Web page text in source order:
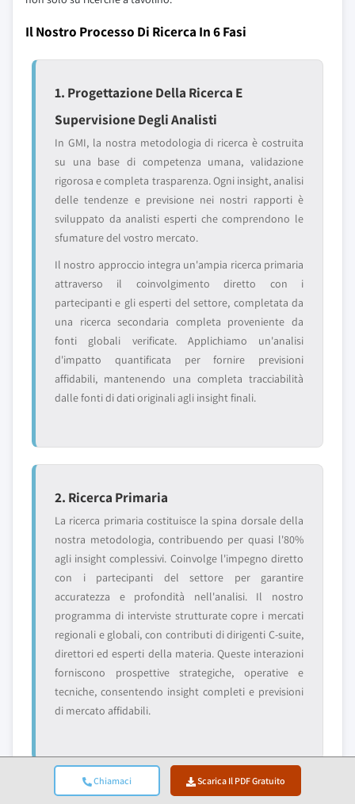
Chiamaci Scarica Il PDF Gratuito
Il Nostro Processo Di Ricerca In 6 Fasi
1. Progettazione Della Ricerca E
Supervisione Degli Analisti
In GMI, la nostra metodologia di ricerca è costruita
su una base di competenza umana, validazione
rigorosa e completa trasparenza. Ogni insight, analisi
delle tendenze e previsione nei nostri rapporti è
sviluppato da analisti esperti che comprendono le
sfumature del vostro mercato.
Il nostro approccio integra un'ampia ricerca primaria
attraverso il coinvolgimento diretto con i
partecipanti e gli esperti del settore, completata da
una ricerca secondaria completa proveniente da
fonti globali verificate. Applichiamo un'analisi
d'impatto quantificata per fornire previsioni
affidabili, mantenendo una completa tracciabilità
dalle fonti di dati originali agli insight finali.
2. Ricerca Primaria
La ricerca primaria costituisce la spina dorsale della
nostra metodologia, contribuendo per quasi l'80%
agli insight complessivi. Coinvolge l'impegno diretto
con i partecipanti del settore per garantire
accuratezza e profondità nell'analisi. Il nostro
programma di interviste strutturate copre i mercati
regionali e globali, con contributi di dirigenti C-suite,
direttori ed esperti della materia. Queste interazioni
forniscono prospettive strategiche, operative e
tecniche, consentendo insight completi e previsioni
di mercato affidabili.